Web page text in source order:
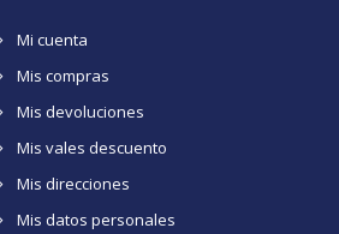
Mi cuenta
Mis compras
Mis devoluciones
Mis vales descuento
Mis direcciones
Mis datos personales